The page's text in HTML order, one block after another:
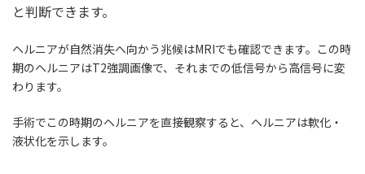
と判断できます。
ヘルニアが自然消失へ向かう兆候はMRIでも確認できます。この時
期のヘルニアはT2強調画像で、それまでの低信号から高信号に変
わります。
手術でこの時期のヘルニアを直接観察すると、ヘルニアは軟化・
液状化を示します。